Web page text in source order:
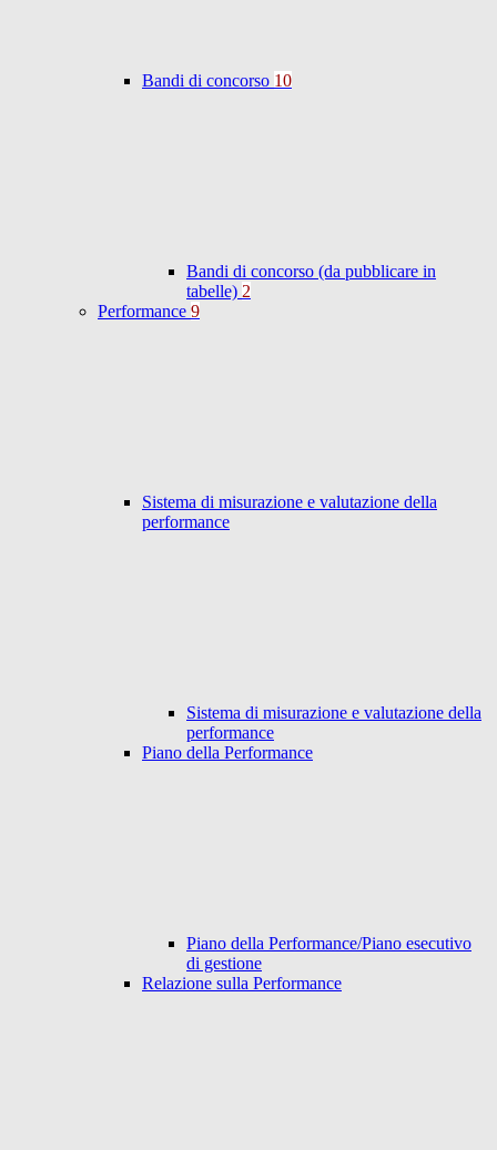
Bandi di concorso 10
Bandi di concorso (da pubblicare in
tabelle) 2
Performance 9
Sistema di misurazione e valutazione della
performance
Sistema di misurazione e valutazione della
performance
Piano della Performance
Piano della Performance/Piano esecutivo
di gestione
Relazione sulla Performance